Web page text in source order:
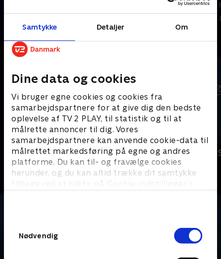
Samtykke Detaljer Om
Dine data og cookies
Vi bruger egne cookies og cookies fra
samarbejdspartnere for at give dig den bedste
oplevelse af TV 2 PLAY, til statistik og til at
målrette annoncer til dig. Vores
samarbejdspartnere kan anvende cookie-data til
målrettet markedsføring på egne og andres
platforme. Du kan til- og fravælge cookies
herunder, og du kan altid trække dit samtykke
tilbage ved at klikke på ’Cookie-indstillinger’ i
Nødvendig
bliver kørt til vinter-OL i Milano.
Andre så også
Vinter-OL - Kunstskøjteløb
Skøjteløb
Vinter-OL -
Skisport